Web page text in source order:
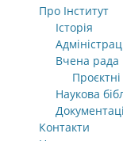
Про Інститут
Історія
Вчена рада
Наукова
Контакти